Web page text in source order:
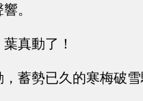
。
真動了！
，蓄勢已久的寒梅破